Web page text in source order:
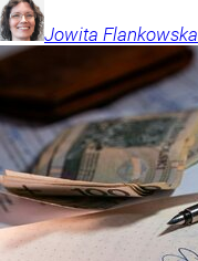
Jowita Flankowska